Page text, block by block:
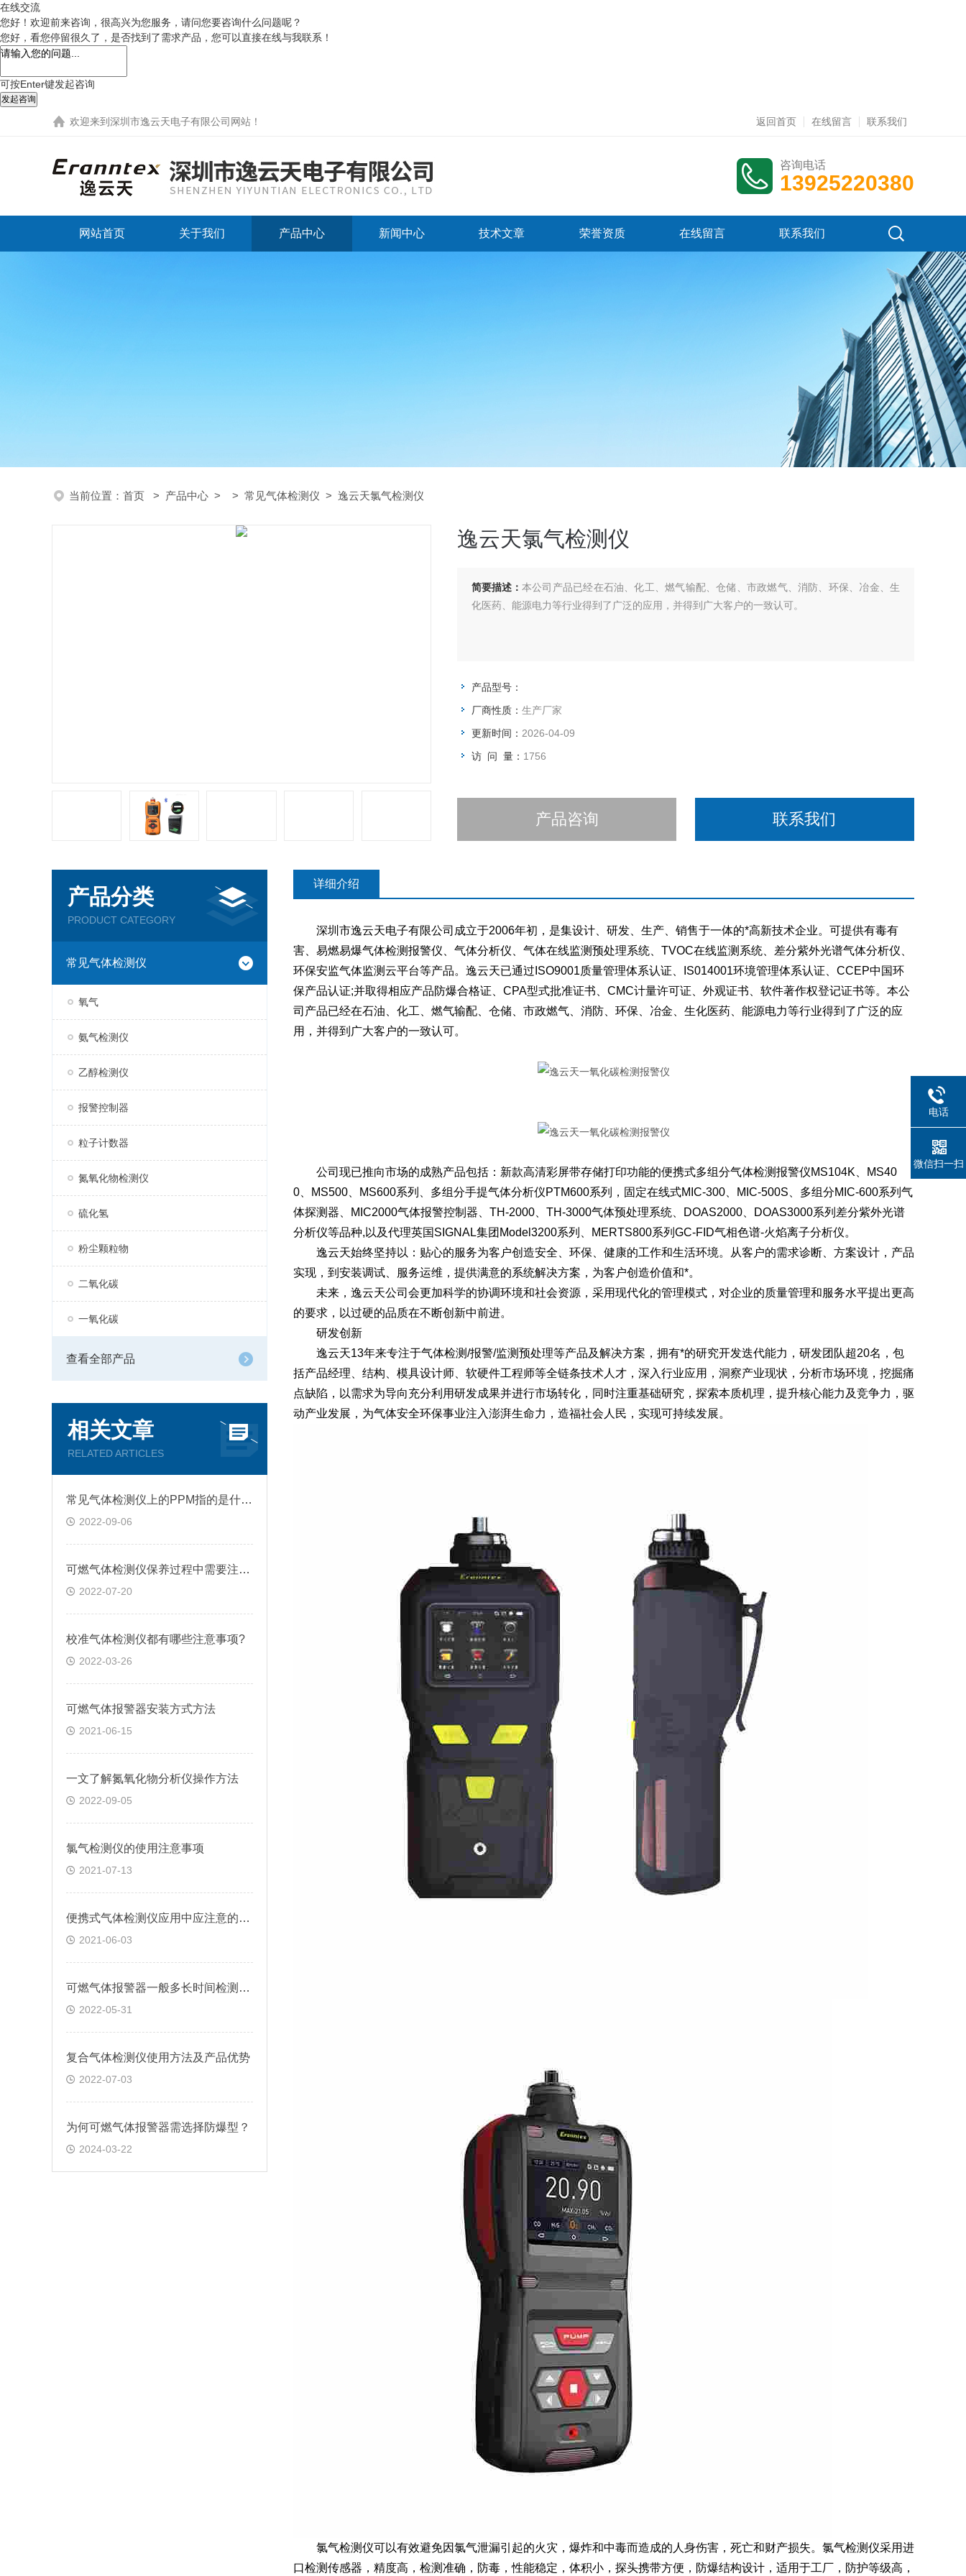
在线交流
您好！欢迎前来咨询，很高兴为您服务，请问您要咨询什么问题呢？
您好，看您停留很久了，是否找到了需求产品，您可以直接在线与我联系！
可按Enter键发起咨询
发起咨询
欢迎来到 深圳市逸云天电子有限公司网站 ！ 返回首页 在线留言 联系我们
咨询电话
13925220380
网站首页 关于我们 产品中心 新闻中心 技术文章 荣誉资质 在线留言 联系我们
当前位置： 首页 > 产品中心 > > 常见气体检测仪 > 逸云天氯气检测仪
逸云天氯气检测仪
简要描述： 本公司产品已经在石油、化工、燃气输配、仓储、市政燃气、消防、环保、冶金、生
化医药、能源电力等行业得到了广泛的应用，并得到广大客户的一致认可。
产品型号：
厂商性质： 生产厂家
更新时间： 2026-04-09
访 问 量： 1756
产品咨询 联系我们
产品分类
PRODUCT CATEGORY
常见气体检测仪
氧气
氨气检测仪
乙醇检测仪
报警控制器
粒子计数器
氮氧化物检测仪
硫化氢
粉尘颗粒物
二氧化碳
一氧化碳
查看全部产品
相关文章
RELATED ARTICLES
常见气体检测仪上的PPM指的是什么?
2022-09-06
可燃气体检测仪保养过程中需要注意的几点问题
2022-07-20
校准气体检测仪都有哪些注意事项?
2022-03-26
可燃气体报警器安装方式方法
2021-06-15
一文了解氮氧化物分析仪操作方法
2022-09-05
氯气检测仪的使用注意事项
2021-07-13
便携式气体检测仪应用中应注意的要点解析
2021-06-03
可燃气体报警器一般多长时间检测一次的
2022-05-31
复合气体检测仪使用方法及产品优势
2022-07-03
为何可燃气体报警器需选择防爆型？
2024-03-22
详细介绍
深圳市逸云天电子有限公司成立于2006年初，是集设计、研发、生产、销售于一体的*高新技术企业。可提供有毒有
害、易燃易爆气体检测报警仪、气体分析仪、气体在线监测预处理系统、TVOC在线监测系统、差分紫外光谱气体分析仪、
环保安监气体监测云平台等产品。逸云天已通过ISO9001质量管理体系认证、IS014001环境管理体系认证、CCEP中国环
保产品认证;并取得相应产品防爆合格证、CPA型式批准证书、CMC计量许可证、外观证书、软件著作权登记证书等。本公
司产品已经在石油、化工、燃气输配、仓储、市政燃气、消防、环保、冶金、生化医药、能源电力等行业得到了广泛的应
用，并得到广大客户的一致认可。
公司现已推向市场的成熟产品包括：新款高清彩屏带存储打印功能的便携式多组分气体检测报警仪MS104K、MS40
0、MS500、MS600系列、多组分手提气体分析仪PTM600系列，固定在线式MIC-300、MIC-500S、多组分MIC-600系列气
体探测器、MIC2000气体报警控制器、TH-2000、TH-3000气体预处理系统、DOAS2000、DOAS3000系列差分紫外光谱
分析仪等品种,以及代理英国SIGNAL集团Model3200系列、MERTS800系列GC-FID气相色谱-火焰离子分析仪。
逸云天始终坚持以：贴心的服务为客户创造安全、环保、健康的工作和生活环境。从客户的需求诊断、方案设计，产品
实现，到安装调试、服务运维，提供满意的系统解决方案，为客户创造价值和*。
未来，逸云天公司会更加科学的协调环境和社会资源，采用现代化的管理模式，对企业的质量管理和服务水平提出更高
的要求，以过硬的品质在不断创新中前进。
研发创新
逸云天13年来专注于气体检测/报警/监测预处理等产品及解决方案，拥有*的研究开发迭代能力，研发团队超20名，包
括产品经理、结构、模具设计师、软硬件工程师等全链条技术人才，深入行业应用，洞察产业现状，分析市场环境，挖掘痛
点缺陷，以需求为导向充分利用研发成果并进行市场转化，同时注重基础研究，探索本质机理，提升核心能力及竞争力，驱
动产业发展，为气体安全环保事业注入澎湃生命力，造福社会人民，实现可持续发展。
​ 氯气检测仪可以有效避免因氯气泄漏引起的火灾，爆炸和中毒而造成的人身伤害，死亡和财产损失。氯气检测仪采用进
口检测传感器，精度高，检测准确，防毒，性能稳定，体积小，探头携带方便，防爆结构设计，适用于工厂，防护等级高，
电话
微信扫一扫